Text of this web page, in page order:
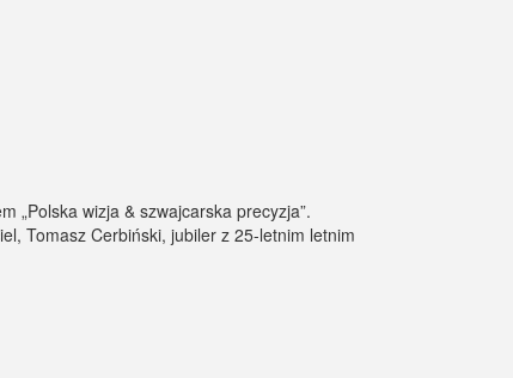
„Polska wizja & szwajcarska precyzja”.
Tomasz Cerbiński, jubiler z 25-letnim letnim